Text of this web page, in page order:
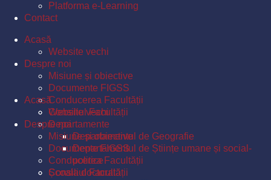
Platforma e-Learning
Contact
Acasă
Website vechi
Despre noi
Misiune și obiective
Documente FIGSS
Conducerea Facultății
Consiliul Facultății
Departamente
Departamentul de Geografie
Departamentul de Științe umane și social-
politice
Școala doctorală
Acasă
Website vechi
Despre noi
Misiune și obiective
Documente FIGSS
Conducerea Facultății
Consiliul Facultății